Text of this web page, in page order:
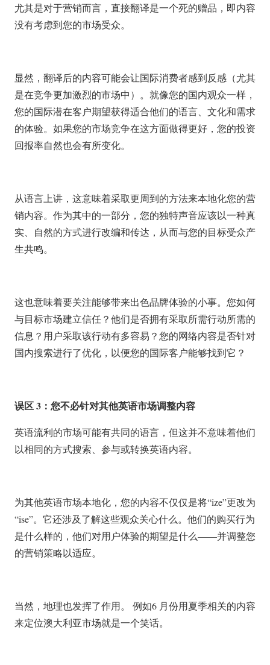
尤其是对于营销而言，直接翻译是一个死的赠品，即内容
没有考虑到您的市场受众。
显然，翻译后的内容可能会让国际消费者感到反感（尤其
是在竞争更加激烈的市场中）。就像您的国内观众一样，
您的国际潜在客户期望获得适合他们的语言、文化和需求
的体验。如果您的市场竞争在这方面做得更好，您的投资
回报率自然也会有所变化。
从语言上讲，这意味着采取更周到的方法来本地化您的营
销内容。作为其中的一部分，您的独特声音应该以一种真
实、自然的方式进行改编和传达，从而与您的目标受众产
生共鸣。
这也意味着要关注能够带来出色品牌体验的小事。您如何
与目标市场建立信任？他们是否拥有采取所需行动所需的
信息？用户采取该行动有多容易？您的网络内容是否针对
国内搜索进行了优化，以便您的国际客户能够找到它？
误区 3：您不必针对其他英语市场调整内容
英语流利的市场可能有共同的语言，但这并不意味着他们
以相同的方式搜索、参与或转换英语内容。
为其他英语市场本地化，您的内容不仅仅是将“ize”更改为
“ise”。它还涉及了解这些观众关心什么。他们的购买行为
是什么样的，他们对用户体验的期望是什么——并调整您
的营销策略以适应。
当然，地理也发挥了作用。 例如6 月份用夏季相关的内容
来定位澳大利亚市场就是一个笑话。